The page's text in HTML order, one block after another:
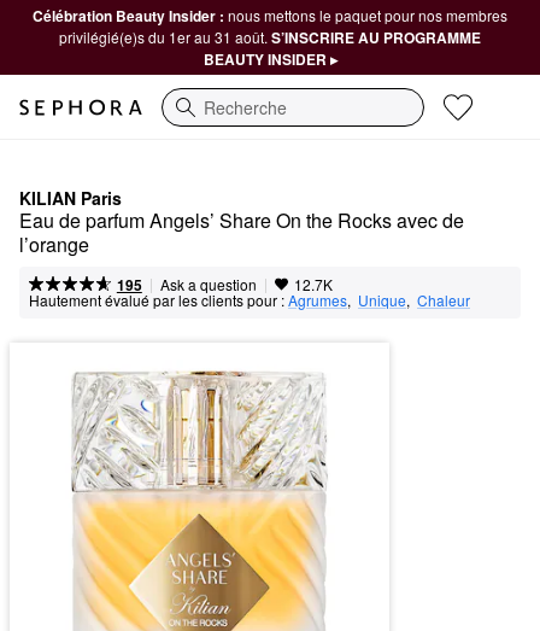
Célébration Beauty Insider : nous mettons le paquet pour nos membres
privilégié(e)s du 1er au 31 août. S’INSCRIRE AU PROGRAMME
BEAUTY INSIDER ▸
Recherche
KILIAN Paris
Eau de parfum Angels’ Share On the Rocks avec de
l’orange
195 | Ask a question | 12.7K
Hautement évalué par les clients pour :Agrumes, Unique, Chaleur